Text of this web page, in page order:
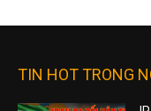
TIN HOT TRONG